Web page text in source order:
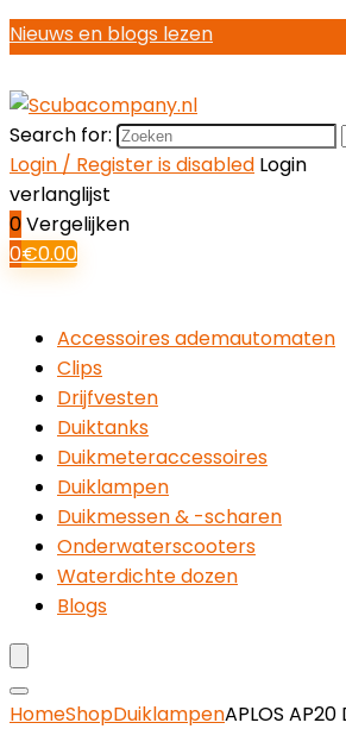
Nieuws en blogs lezen
Search for:
Login / Register is disabled Login
verlanglijst
0Vergelijken
0€0.00
Accessoires ademautomaten
Clips
Drijfvesten
Duiktanks
Duikmeteraccessoires
Duiklampen
Duikmessen & -scharen
Onderwaterscooters
Waterdichte dozen
Blogs
HomeShopDuiklampenAPLOS